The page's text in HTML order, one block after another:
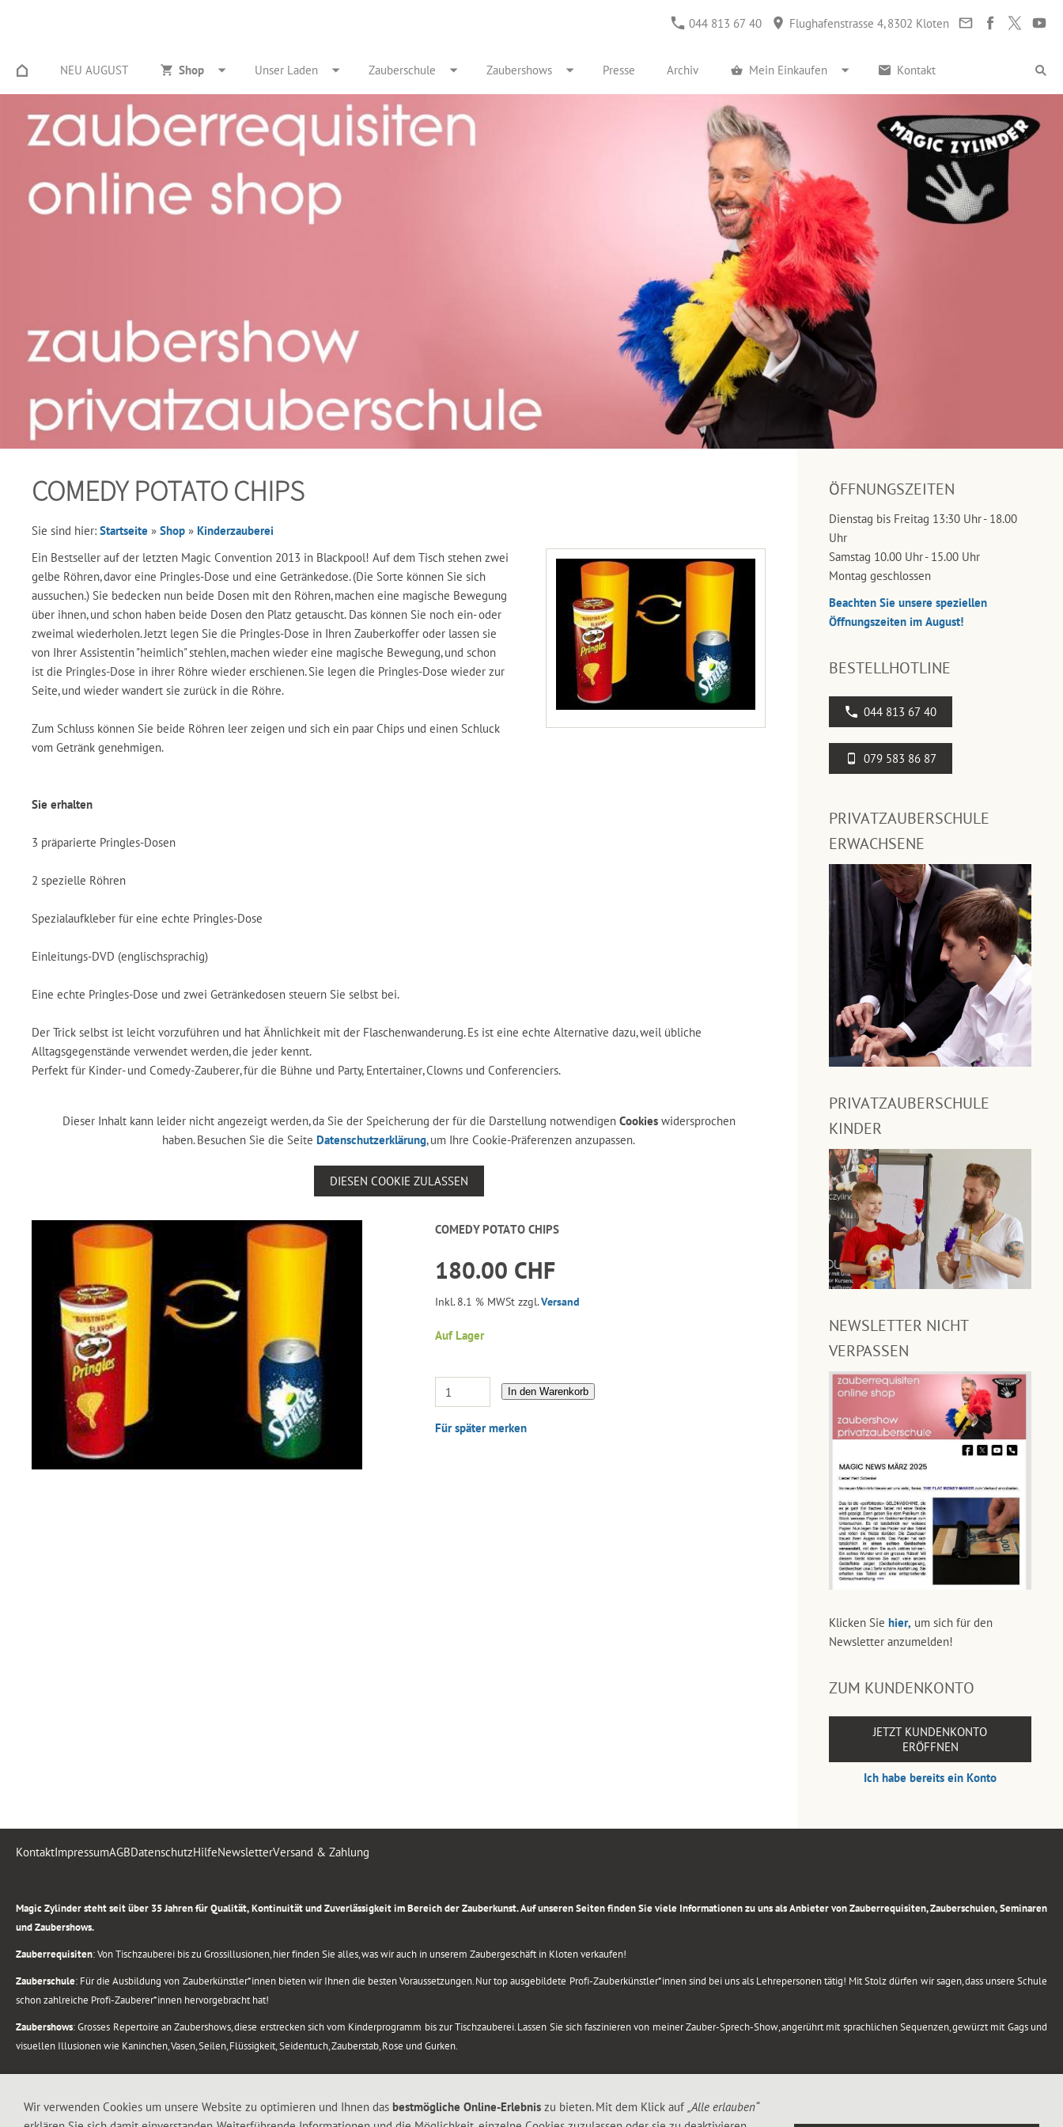
044 813 67 40 Flughafenstrasse 4, 8302 Kloten
NEU AUGUST Shop Unser Laden Zauberschule Zaubershows Presse Archiv Mein Einkaufen Kontakt
COMEDY POTATO CHIPS
Sie sind hier: Startseite » Shop » Kinderzauberei
Ein Bestseller auf der letzten Magic Convention 2013 in Blackpool! Auf dem Tisch stehen zwei
gelbe Röhren, davor eine Pringles-Dose und eine Getränkedose. (Die Sorte können Sie sich
aussuchen.) Sie bedecken nun beide Dosen mit den Röhren, machen eine magische Bewegung
über ihnen, und schon haben beide Dosen den Platz getauscht. Das können Sie noch ein- oder
zweimal wiederholen. Jetzt legen Sie die Pringles-Dose in Ihren Zauberkoffer oder lassen sie
von Ihrer Assistentin "heimlich" stehlen, machen wieder eine magische Bewegung, und schon
ist die Pringles-Dose in ihrer Röhre wieder erschienen. Sie legen die Pringles-Dose wieder zur
Seite, und wieder wandert sie zurück in die Röhre.
Zum Schluss können Sie beide Röhren leer zeigen und sich ein paar Chips und einen Schluck
vom Getränk genehmigen.
Sie erhalten
3 präparierte Pringles-Dosen
2 spezielle Röhren
Spezialaufkleber für eine echte Pringles-Dose
Einleitungs-DVD (englischsprachig)
Eine echte Pringles-Dose und zwei Getränkedosen steuern Sie selbst bei.
Der Trick selbst ist leicht vorzuführen und hat Ähnlichkeit mit der Flaschenwanderung. Es ist eine echte Alternative dazu, weil übliche
Alltagsgegenstände verwendet werden, die jeder kennt.
Perfekt für Kinder- und Comedy-Zauberer, für die Bühne und Party, Entertainer, Clowns und Conferenciers.
Dieser Inhalt kann leider nicht angezeigt werden, da Sie der Speicherung der für die Darstellung notwendigen Cookieswidersprochen
haben. Besuchen Sie die Seite Datenschutzerklärung, um Ihre Cookie-Präferenzen anzupassen.
DIESEN COOKIE ZULASSEN
COMEDY POTATO CHIPS
180.00 CHF
Inkl. 8.1 % MWSt zzgl.Versand
Auf Lager
In den Warenkorb
Für später merken
ÖFFNUNGSZEITEN
Dienstag bis Freitag 13:30 Uhr - 18.00
Uhr
Samstag 10.00 Uhr - 15.00 Uhr
Montag geschlossen
Beachten Sie unsere speziellen
Öffnungszeiten im August!
BESTELLHOTLINE
044 813 67 40
079 583 86 87
PRIVATZAUBERSCHULE
ERWACHSENE
PRIVATZAUBERSCHULE
KINDER
NEWSLETTER NICHT
VERPASSEN
Klicken Sie hier, um sich für den
Newsletter anzumelden!
ZUM KUNDENKONTO
JETZT KUNDENKONTO
ERÖFFNEN
Ich habe bereits ein Konto
KontaktImpressumAGBDatenschutzHilfeNewsletterVersand & Zahlung
Magic Zylinder steht seit über 35 Jahren für Qualität, Kontinuität und Zuverlässigkeit im Bereich der Zauberkunst. Auf unseren Seiten finden Sie viele Informationen zu uns als Anbieter von Zauberrequisiten, Zauberschulen, Seminaren
und Zaubershows.
Zauberrequisiten: Von Tischzauberei bis zu Grossillusionen, hier finden Sie alles, was wir auch in unserem Zaubergeschäft in Kloten verkaufen!
Zauberschule: Für die Ausbildung von Zauberkünstler*innen bieten wir Ihnen die besten Voraussetzungen. Nur top ausgebildete Profi-Zauberkünstler*innen sind bei uns als Lehrepersonen tätig! Mit Stolz dürfen wir sagen, dass unsere Schule
schon zahlreiche Profi-Zauberer*innen hervorgebracht hat!
Zaubershows: Grosses Repertoire an Zaubershows, diese erstrecken sich vom Kinderprogramm bis zur Tischzauberei. Lassen Sie sich faszinieren von meiner Zauber-Sprech-Show, angerührt mit sprachlichen Sequenzen, gewürzt mit Gags und
visuellen Illusionen wie Kaninchen, Vasen, Seilen, Flüssigkeit, Seidentuch, Zauberstab, Rose und Gurken.
.
Alle Rechte vorbehalten. © 1988-2026 Magic Zylinder
Wir verwenden Cookies um unsere Website zu optimieren und Ihnen das bestmögliche Online-Erlebnis zu bieten. Mit dem Klick auf „Alle erlauben“